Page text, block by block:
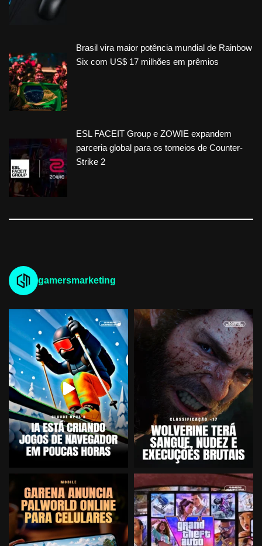
Brasil vira maior potência mundial de Rainbow
Six com US$ 17 milhões em prêmios
ESL FACEIT Group e ZOWIE expandem
parceria global para os torneios de Counter-
Strike 2
gamersmarketing